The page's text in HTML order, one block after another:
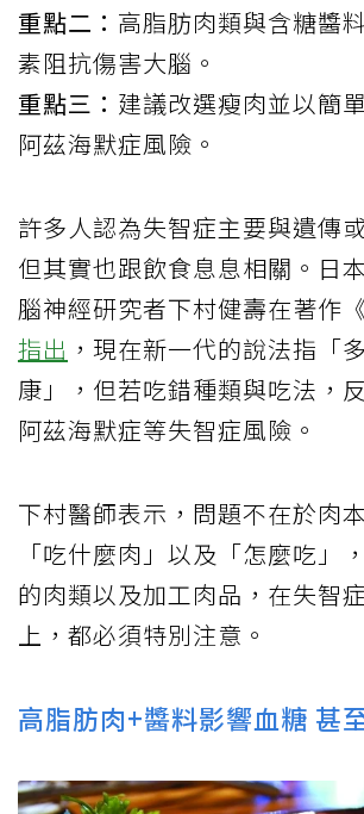
重點二： 高脂肪肉類與含糖醬
素阻抗傷害大腦。
重點三： 建議改選瘦肉並以簡
阿茲海默症風險。
許多人認為失智症主要與遺傳
但其實也跟飲食息息相關。日
腦神經研究者下村健壽在著作
指出 ，現在新一代的說法指「
康」，但若吃錯種類與吃法，
阿茲海默症等失智症風險。
下村醫師表示，問題不在於肉
「吃什麼肉」以及「怎麼吃」
的肉類以及加工肉品，在失智
上，都必須特別注意。
高脂肪肉+醬料影響血糖 甚